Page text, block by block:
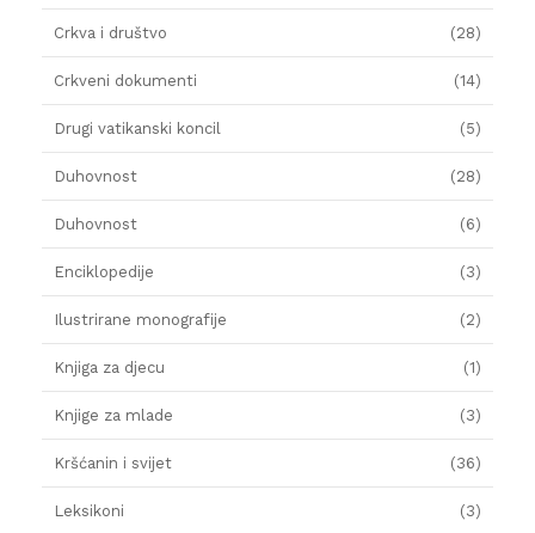
Crkva i društvo (28)
Crkveni dokumenti (14)
Drugi vatikanski koncil (5)
Duhovnost (28)
Duhovnost (6)
Enciklopedije (3)
Ilustrirane monografije (2)
Knjiga za djecu (1)
Knjige za mlade (3)
Kršćanin i svijet (36)
Leksikoni (3)